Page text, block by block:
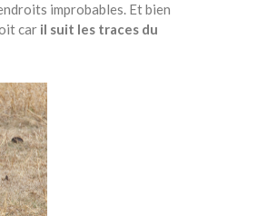
improbables. Et bien
car il suit les traces du